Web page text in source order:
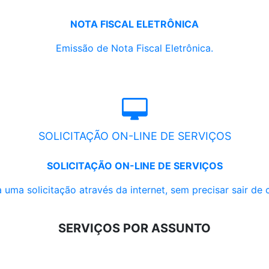
NOTA FISCAL ELETRÔNICA
Emissão de Nota Fiscal Eletrônica.
SOLICITAÇÃO ON-LINE DE SERVIÇOS
SOLICITAÇÃO ON-LINE DE SERVIÇOS
uma solicitação através da internet, sem precisar sair de
SERVIÇOS POR ASSUNTO